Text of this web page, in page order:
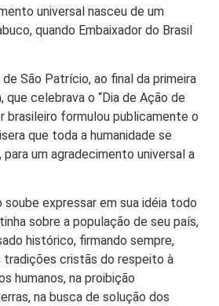
universal nasceu de um
quando Embaixador do Brasil
São Patrício, ao final da primeira
que celebrava o “Dia de Ação de
brasileiro formulou publicamente o
que toda a humanidade se
para um agradecimento universal a
soube expressar em sua idéia todo
sobre a população de seu país,
histórico, firmando sempre,
tradições cristãs do respeito à
humanos, na proibição
na busca de solução dos